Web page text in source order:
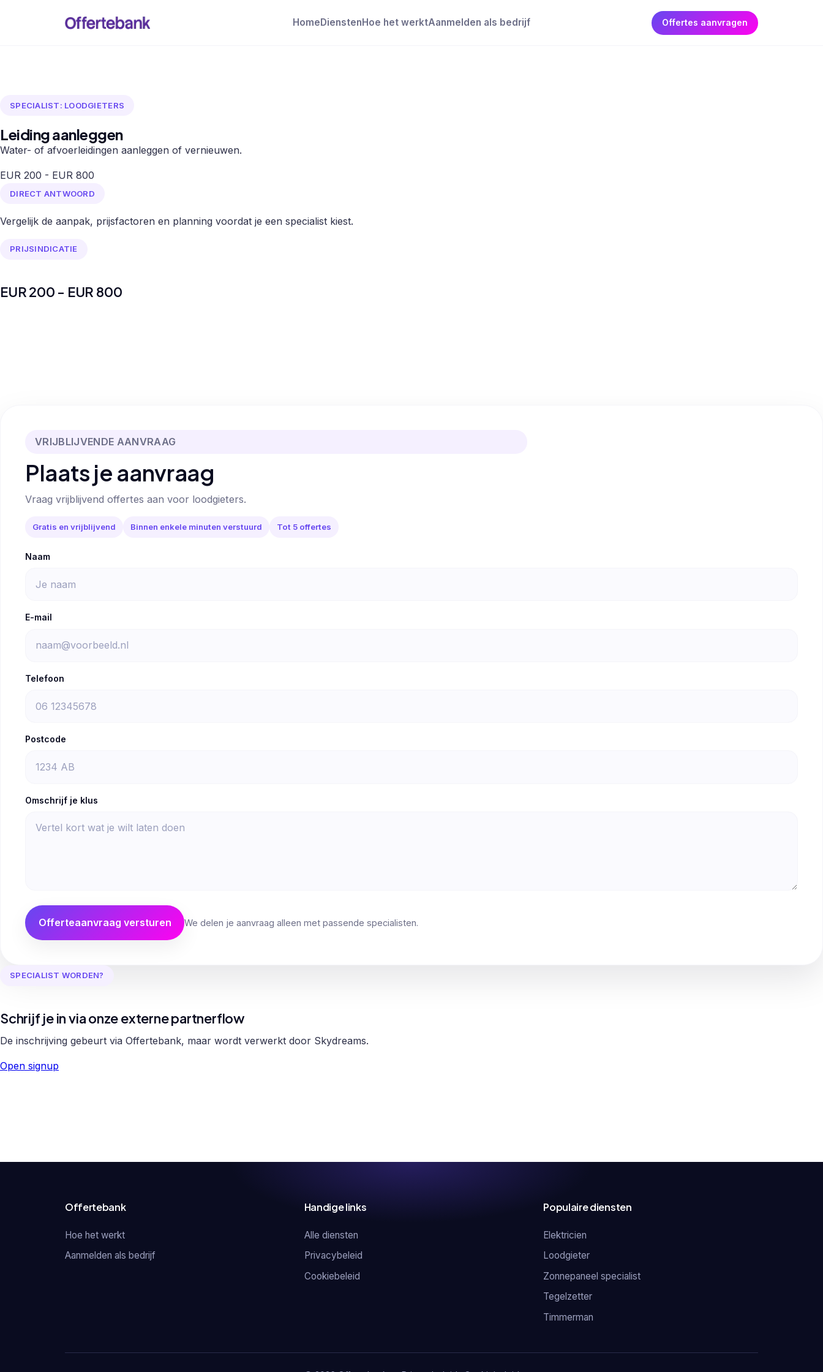
Home Diensten Hoe het werktAanmelden als bedrijf Offertes aanvragen
SPECIALIST: LOODGIETERS
Leiding aanleggen
Water- of afvoerleidingen aanleggen of vernieuwen.
EUR 200 - EUR 800
DIRECT ANTWOORD
Vergelijk de aanpak, prijsfactoren en planning voordat je een specialist kiest.
PRIJSINDICATIE
EUR 200 - EUR 800
VRIJBLIJVENDE AANVRAAG
Plaats je aanvraag
Vraag vrijblijvend offertes aan voor loodgieters.
Gratis en vrijblijvend Binnen enkele minuten verstuurd Tot 5 offertes
Naam
E-mail
Telefoon
Postcode
Omschrijf je klus
Offerteaanvraag versturen We delen je aanvraag alleen met passende specialisten.
SPECIALIST WORDEN?
Schrijf je in via onze externe partnerflow
De inschrijving gebeurt via Offertebank, maar wordt verwerkt door Skydreams.
Open signup
Offertebank
Hoe het werkt
Aanmelden als bedrijf
Handige links
Alle diensten
Privacybeleid
Cookiebeleid
Populaire diensten
Elektricien
Loodgieter
Zonnepaneel specialist
Tegelzetter
Timmerman